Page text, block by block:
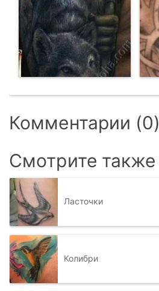
Комментарии (0)
Смотрите также
Ласточки
Колибри